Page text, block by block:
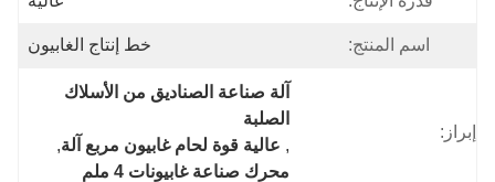
اسم المنتج: خط إنتاج الغابيون
إبراز:
آلة صناعة الصناديق من الأسلاك
الصلبة
, عالية قوة لحام غابيون مربع آلة,
محرك صناعة غابيونات 4 ملم